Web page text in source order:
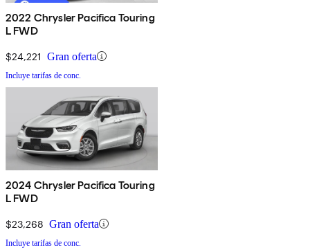
2022 Chrysler Pacifica Touring
L FWD
$24,221 Gran oferta
Incluye tarifas de conc.
2024 Chrysler Pacifica Touring
L FWD
$23,268 Gran oferta
Incluye tarifas de conc.